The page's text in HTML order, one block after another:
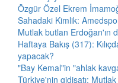
Özgür Özel Ekrem
Sahadaki Kimlik:
Mutlak butlan Erdoğan'ın
Haftaya Bakış (317):
yapacak?
"Bay Kemal"in "ahlak
Türkiye'nin gidişatı: